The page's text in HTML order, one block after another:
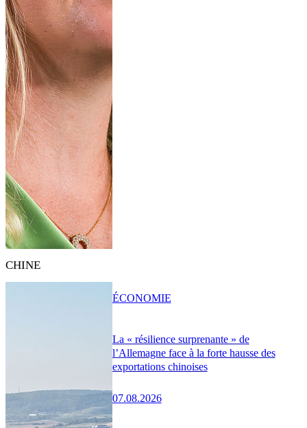
CHINE
La « résilience surprenante » de
l’Allemagne face à la forte hausse des
exportations chinoises
07.08.2026
ÉCONOMIE